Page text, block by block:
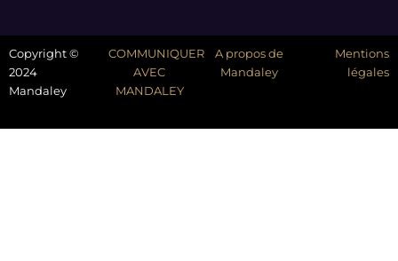
Copyright ©
2024
Mandaley
COMMUNIQUER
AVEC
MANDALEY
A propos de
Mandaley
Mentions
légales